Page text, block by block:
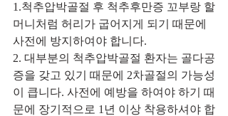
1.척추압박골절 후 척추후만증 꼬부랑 할
머니처럼 허리가 굽어지게 되기 때문에
사전에 방지하여야 합니다.
2. 대부분의 척추압박골절 환자는 골다공
증을 갖고 있기 때문에 2차골절의 가능성
이 큽니다. 사전에 예방을 하여야 하기 때
문에 장기적으로 1년 이상 착용하셔야 합